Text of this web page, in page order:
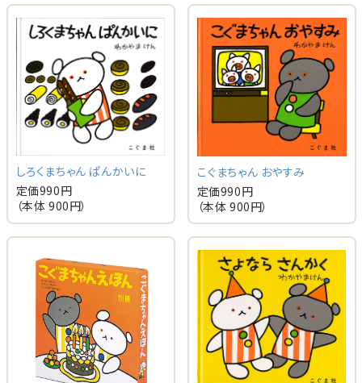
しろくまちゃん ぱんかいに
定価990円
（本体 900円）
こぐまちゃん おやすみ
定価990円
（本体 900円）